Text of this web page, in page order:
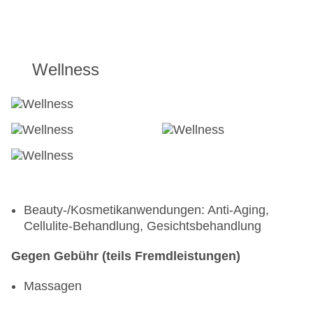
Wellness
Beauty-/Kosmetikanwendungen: Anti-Aging,
Cellulite-Behandlung, Gesichtsbehandlung
Gegen Gebühr (teils Fremdleistungen)
Massagen